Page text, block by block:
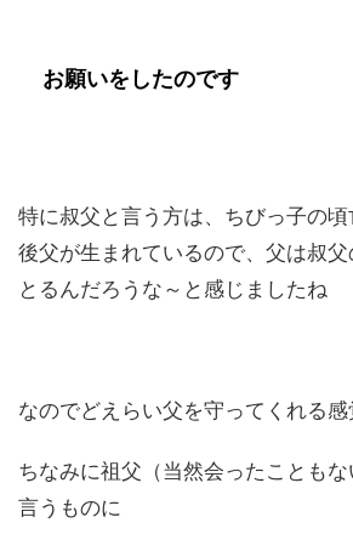
お願いをしたのです
特に叔父と言う方は、ちびっ子の
後父が生まれているので、父は叔
とるんだろうな～と感じましたね
なのでどえらい父を守ってくれる感
ちなみに祖父（当然会ったことも
言うものに